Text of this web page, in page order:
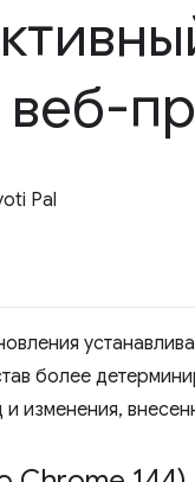
веб-
Pal
более
изменения,